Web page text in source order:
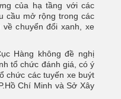
của hạ tầng với các
cầu mở rộng trong các
chuyển đổi xanh, xe
Hàng không đề nghị
tổ chức đánh giá, có ý
chức các tuyến xe buýt
Chí Minh và Sở Xây